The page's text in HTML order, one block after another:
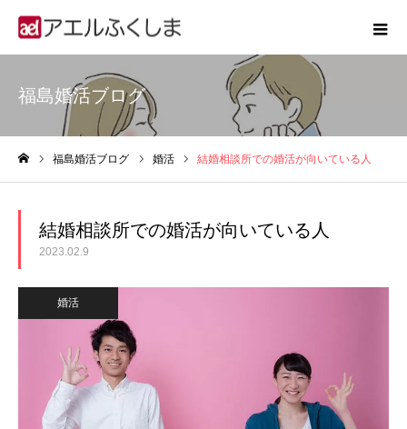
福島婚活ブログ
福島婚活ブログ 婚活 結婚相談所での婚活が向いている人
結婚相談所での婚活が向いている人
2023.02.9
婚活